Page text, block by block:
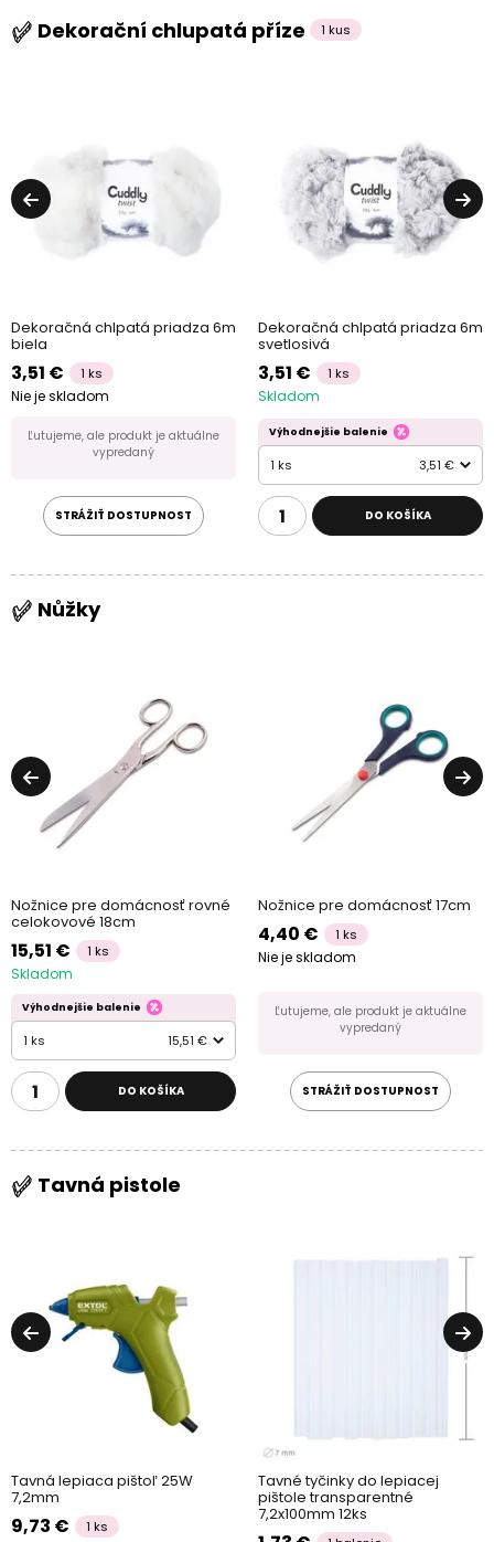
Dekorační chlupatá příze 1 kus
Dekoračná chlpatá priadza 6m
biela
3,51 € 1 ks
Nie je skladom
Ľutujeme, ale produkt je aktuálne
vypredaný
STRÁŽIŤ DOSTUPNOST
Dekoračná chlpatá priadza 6m
svetlosivá
3,51 € 1 ks
Skladom
Výhodnejšie balenie
1 ks 3,51 €
DO KOŠÍKA
Nůžky
Nožnice pre domácnosť rovné
celokovové 18cm
15,51 € 1 ks
Skladom
Výhodnejšie balenie
1 ks 15,51 €
DO KOŠÍKA
Nožnice pre domácnosť 17cm
4,40 € 1 ks
Nie je skladom
Ľutujeme, ale produkt je aktuálne
vypredaný
STRÁŽIŤ DOSTUPNOST
Tavná pistole
Tavná lepiaca pištoľ 25W
7,2mm
9,73 € 1 ks
Tavné tyčinky do lepiacej
pištole transparentné
7,2x100mm 12ks